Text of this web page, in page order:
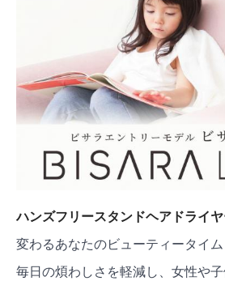
ハンズフリースタンドヘアドライ
変わるあなたのビューティータイム
毎日の煩わしさを軽減し、女性や